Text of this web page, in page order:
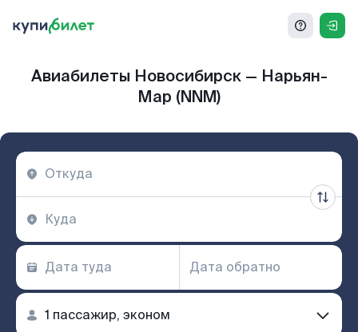
Авиабилеты Новосибирск — Нарьян-
Мар (NNM)